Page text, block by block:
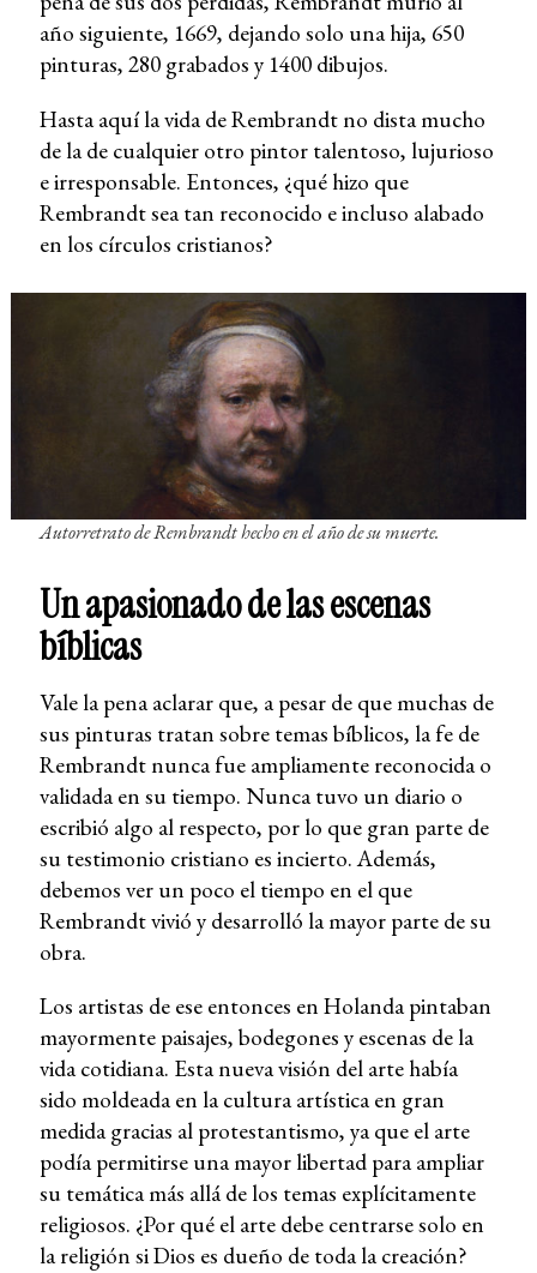
año siguiente, 1669, dejando solo una hija, 650
pinturas, 280 grabados y 1400 dibujos.
Hasta aquí la vida de Rembrandt no dista mucho
de la de cualquier otro pintor talentoso, lujurioso
e irresponsable. Entonces, ¿qué hizo que
Rembrandt sea tan reconocido e incluso alabado
en los círculos cristianos?
Autorretrato de Rembrandt hecho en el año de su muerte.
Un apasionado de las escenas
bíblicas
Vale la pena aclarar que, a pesar de que muchas de
sus pinturas tratan sobre temas bíblicos, la fe de
Rembrandt nunca fue ampliamente reconocida o
validada en su tiempo. Nunca tuvo un diario o
escribió algo al respecto, por lo que gran parte de
su testimonio cristiano es incierto. Además,
debemos ver un poco el tiempo en el que
Rembrandt vivió y desarrolló la mayor parte de su
obra.
Los artistas de ese entonces en Holanda pintaban
mayormente paisajes, bodegones y escenas de la
vida cotidiana. Esta nueva visión del arte había
sido moldeada en la cultura artística en gran
medida gracias al protestantismo, ya que el arte
podía permitirse una mayor libertad para ampliar
su temática más allá de los temas explícitamente
religiosos. ¿Por qué el arte debe centrarse solo en
la religión si Dios es dueño de toda la creación?